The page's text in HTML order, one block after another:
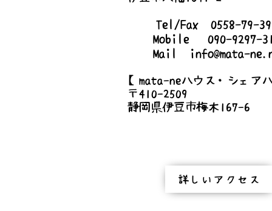
Tel/Fax 0558-79-
Mobile 090-9297-
Mail
info@mata-
【mata-neハウス・シェア
〒410-2509
静岡県伊豆市梅木167-6
詳しいアクセス